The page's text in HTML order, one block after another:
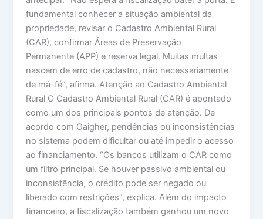
fundamental conhecer a situação ambiental da
propriedade, revisar o Cadastro Ambiental Rural
(CAR), confirmar Áreas de Preservação
Permanente (APP) e reserva legal. Muitas multas
nascem de erro de cadastro, não necessariamente
de má-fé”, afirma. Atenção ao Cadastro Ambiental
Rural O Cadastro Ambiental Rural (CAR) é apontado
como um dos principais pontos de atenção. De
acordo com Gaigher, pendências ou inconsistências
no sistema podem dificultar ou até impedir o acesso
ao financiamento. “Os bancos utilizam o CAR como
um filtro principal. Se houver passivo ambiental ou
inconsistência, o crédito pode ser negado ou
liberado com restrições”, explica. Além do impacto
financeiro, a fiscalização também ganhou um novo